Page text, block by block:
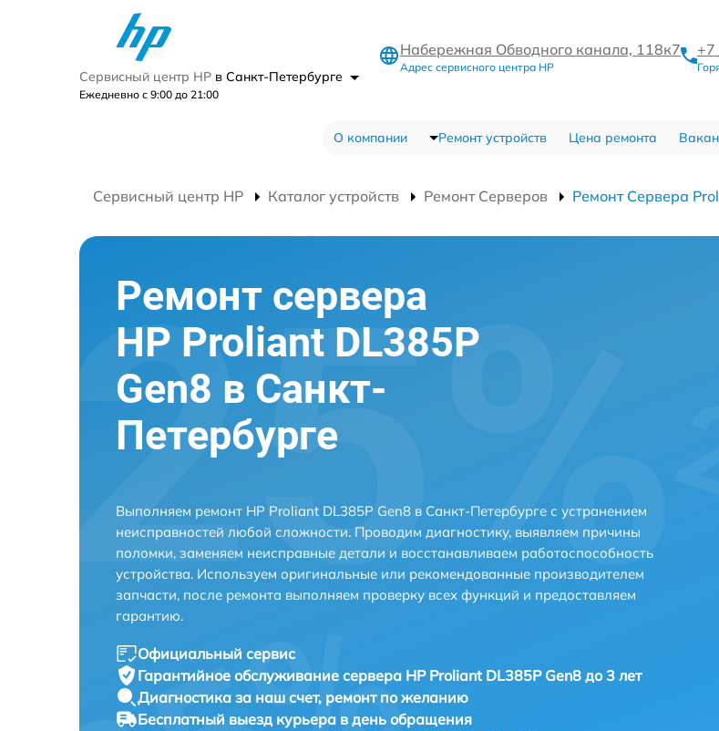
Сервисный центр HP в Санкт-Петербурге
Ежедневно с 9:00 до 21:00
Набережная Обводного канала, 118к7
Адрес сервисного центра HP
О компании Ремонт устройств Цена ремонта
Сервисный центр HP Каталог устройств Ремонт Серверов Ремонт Сервера
Ремонт сервера
HP Proliant DL385P
Gen8 в Санкт-
Петербурге
Выполняем ремонт HP Proliant DL385P Gen8 в Санкт-Петербурге с устранением
неисправностей любой сложности. Проводим диагностику, выявляем причины
поломки, заменяем неисправные детали и восстанавливаем работоспособность
устройства. Используем оригинальные или рекомендованные производителем
запчасти, после ремонта выполняем проверку всех функций и предоставляем
гарантию.
Официальный сервис
Гарантийное обслуживание сервера HP Proliant DL385P Gen8 до 3 лет
Диагностика за наш счет, ремонт по желанию
Бесплатный выезд курьера в день обращения